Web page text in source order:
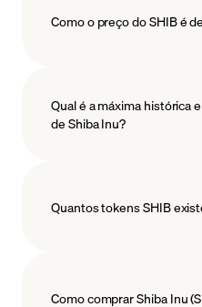
Como o preço do SHIB é
tecnologia blockchain
Qual é a máxima histórica
de Shiba Inu?
Quantos tokens SHIB
Como comprar Shiba Inu